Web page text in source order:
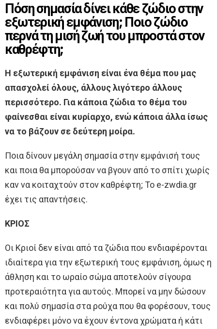
Πόση σημασία δίνει κάθε ζώδιο στην
εξωτερική εμφάνιση; Ποιο ζώδιο
περνά τη μισή ζωή του μπροστά στον
καθρέφτη;
Η εξωτερική εμφάνιση είναι ένα θέμα που μας
απασχολεί όλους, άλλους λιγότερο άλλους
περισσότερο. Για κάποια ζώδια το θέμα του
φαίνεσθαι είναι κυρίαρχο, ενώ κάποια άλλα ίσως
να το βάζουν σε δεύτερη μοίρα.
Ποια δίνουν μεγάλη σημασία στην εμφάνισή τους
και ποια θα μπορούσαν να βγουν από το σπίτι χωρίς
καν να κοιταχτούν στον καθρέφτη; Το e-zwdia.gr
έχει τις απαντήσεις.
ΚΡΙΟΣ
Οι Κριοί δεν είναι από τα ζώδια που ενδιαφέρονται
ιδιαίτερα για την εξωτερική τους εμφάνιση, όμως η
άθληση και το ωραίο σώμα αποτελούν σίγουρα
προτεραιότητα για αυτούς. Μπορεί να μην δώσουν
και πολύ σημασία στα ρούχα που θα φορέσουν, τους
ενδιαφέρει μόνο να έχουν έντονα χρώματα ή κάτι